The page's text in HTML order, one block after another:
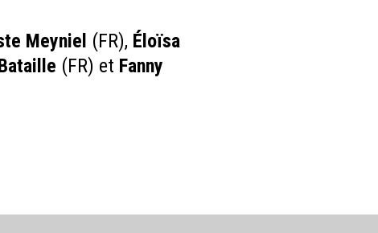
Meyniel (FR), Éloïsa
(FR) et Fanny